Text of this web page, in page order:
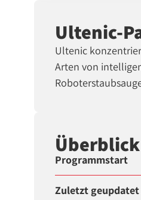
Ultenic-
Ultenic
Arten von
Überblick
Programmstart
Zuletzt geupdatet